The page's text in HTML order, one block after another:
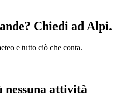
Chiedi ad Alpi.
e tutto ciò che conta.
attività